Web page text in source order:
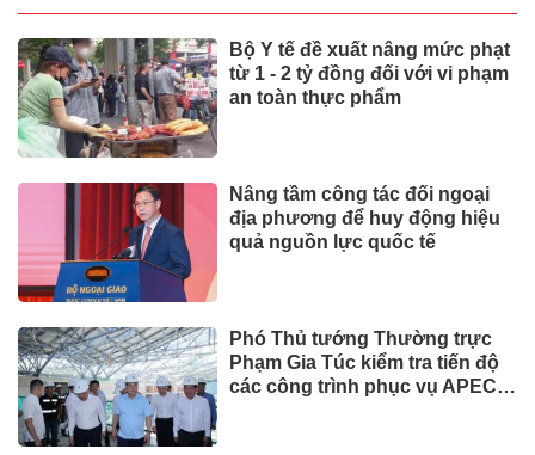
Bộ Y tế đề xuất nâng mức phạt
từ 1 - 2 tỷ đồng đối với vi phạm
an toàn thực phẩm
Nâng tầm công tác đối ngoại
địa phương để huy động hiệu
quả nguồn lực quốc tế
Phó Thủ tướng Thường trực
Phạm Gia Túc kiểm tra tiến độ
các công trình phục vụ APEC